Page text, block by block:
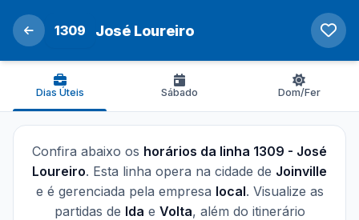
1309 José Loureiro
Dias Úteis Sábado Dom/Fer
Confira abaixo os horários da linha 1309 - José
Loureiro. Esta linha opera na cidade de Joinville
e é gerenciada pela empresa local. Visualize as
partidas de Ida e Volta, além do itinerário